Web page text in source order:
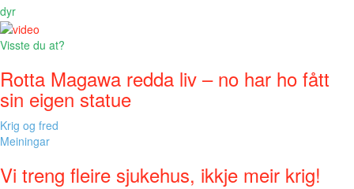
dyr
Visste du at?
Rotta Magawa redda liv – no har ho fått
sin eigen statue
Krig og fred
Meiningar
Vi treng fleire sjukehus, ikkje meir krig!